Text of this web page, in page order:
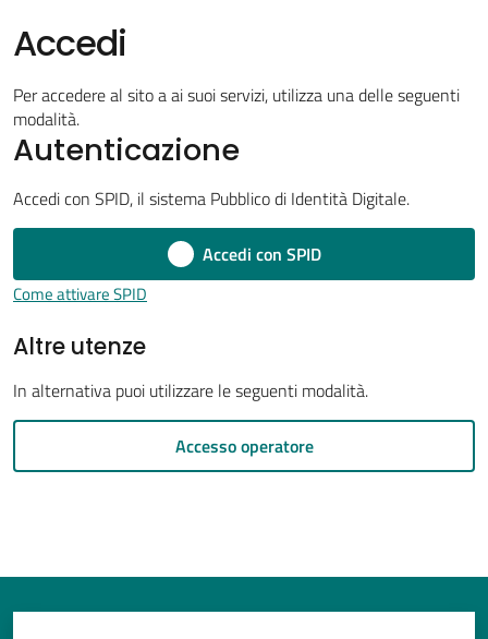
Vivere
Bomporto
Menu selezionato
gli
Seguici
Accedi
Per accedere al sito a ai suoi servizi, utilizza una delle seguenti
modalità.
Autenticazione
Accedi con SPID, il sistema Pubblico di Identità Digitale.
Accedi con SPID
Come attivare SPID
Altre utenze
In alternativa puoi utilizzare le seguenti modalità.
Accesso operatore